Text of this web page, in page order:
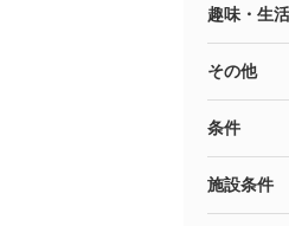
趣味・生活
その他
条件
施設条件